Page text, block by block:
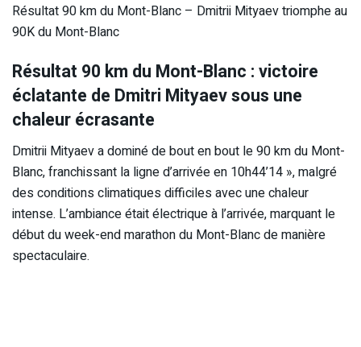
Résultat 90 km du Mont-Blanc – Dmitrii Mityaev triomphe au
90K du Mont-Blanc
Résultat 90 km du Mont-Blanc : victoire
éclatante de Dmitri Mityaev sous une
chaleur écrasante
Dmitrii Mityaev a dominé de bout en bout le 90 km du Mont-
Blanc, franchissant la ligne d’arrivée en 10h44’14 », malgré
des conditions climatiques difficiles avec une chaleur
intense. L’ambiance était électrique à l’arrivée, marquant le
début du week-end marathon du Mont-Blanc de manière
spectaculaire.